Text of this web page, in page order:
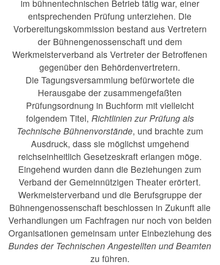
im bühnentechnischen Betrieb tätig war, einer
entsprechenden Prüfung unterziehen. Die
Vorbereitungskommission bestand aus Vertretern
der Bühnengenossenschaft und dem
Werkmeisterverband als Vertreter der Betroffenen
gegenüber den Behördenvertretern.
Die Tagungsversammlung befürwortete die
Herausgabe der zusammengefaßten
Prüfungsordnung in Buchform mit vielleicht
folgendem Titel, Richtlinien zur Prüfung als
Technische Bühnenvorstände, und brachte zum
Ausdruck, dass sie möglichst umgehend
reichseinheitlich Gesetzeskraft erlangen möge.
Eingehend wurden dann die Beziehungen zum
Verband der Gemeinnützigen Theater erörtert.
Werkmeisterverband und die Berufsgruppe der
Bühnengenossenschaft beschlossen in Zukunft alle
Verhandlungen um Fachfragen nur noch von beiden
Organisationen gemeinsam unter Einbeziehung des
Bundes der Technischen Angestellten und Beamten
zu führen.